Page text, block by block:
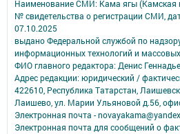
Наименование СМИ: Кама ягы (Камская
№ свидетельства о регистрации СМИ,
07.10.2025
выдано Федеральной службой по
информационных технологий и
ФИО главного редактора: Денис
Адрес редакции: юридический /
422610, Республика Татарстан,
Лаишево, ул. Марии Ульяновой д.56,
Электронная почта -
Электронная почта для сообщений о